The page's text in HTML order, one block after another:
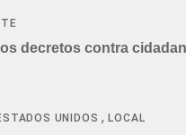
decretos contra
UNIDOS ,LOCAL